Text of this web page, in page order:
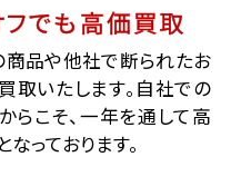
でも高価買取
商品や他社で断られたお
取いたします。自社での
らこそ、一年を通して高
っております。